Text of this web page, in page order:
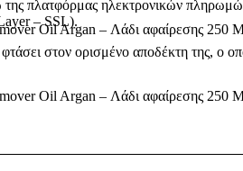
πλατφόρμας ηλεκτρονικών
– SSL).
στον ορισμένο αποδέκτη της, ο